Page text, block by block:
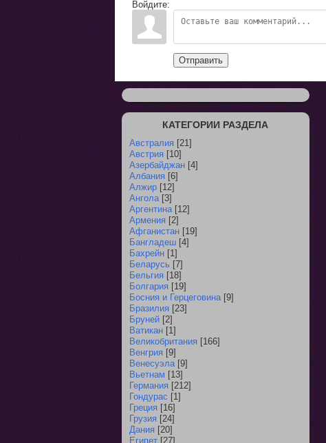
Войдите:
Отправить
КАТЕГОРИИ РАЗДЕЛА
Австралия [21]
Австрия [10]
Азербайджан [4]
Албания [6]
Алжир [12]
Ангола [3]
Аргентина [12]
Армения [2]
Афганистан [19]
Бангладеш [4]
Бахрейн [1]
Беларусь [7]
Бельгия [18]
Болгария [19]
Босния и Герцеговина [9]
Бразилия [23]
Бруней [2]
Ватикан [1]
Великобритания [166]
Венгрия [9]
Венесуэла [9]
Вьетнам [13]
Германия [212]
Гондурас [1]
Греция [16]
Грузия [24]
Дания [20]
Египет [27]